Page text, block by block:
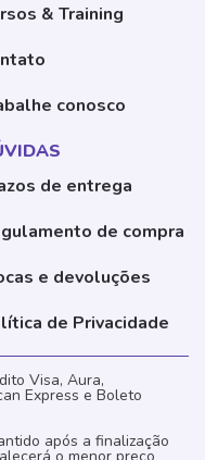
& Training
conosco
de entrega
de compra
e devoluções
de Privacidade
Visa, Aura,
Express e Boleto
após a finalização
o menor preço